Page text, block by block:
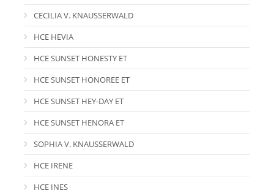
CECILIA V. KNAUSSERWALD
HCE HEVIA
HCE SUNSET HONESTY ET
HCE SUNSET HONOREE ET
HCE SUNSET HEY-DAY ET
HCE SUNSET HENORA ET
SOPHIA V. KNAUSSERWALD
HCE IRENE
HCE INES